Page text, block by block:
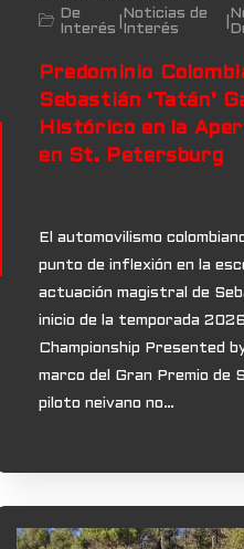
De
Interés
Noticias de
Interés
Predominio
Sebastián ‘Tatán’
Histórico en la
en St. Petersburg
El automovilismo
punto de inflexión en la
actuación magistral de
inicio de la temporada
Championship Presented
marco del Gran Premio de
piloto neivano no…